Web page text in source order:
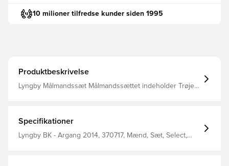
10 milioner tilfredse kunder siden 1995
Produktbeskrivelse
Lyngby Målmandssæt Målmandssættet indeholder Trøje,
Specifikationer
Lyngby BK - Argang 2014, 370717, Mænd, Sæt, Select,